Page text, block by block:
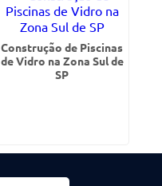
Construção de Piscinas
de Vidro na Zona Sul de
SP